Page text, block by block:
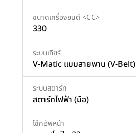
ขนาดเครื่องยนต์ <CC>
330
ระบบเกียร์
V-Matic แบบสายพาน (V-Belt)
ระบบสตาร์ท
สตาร์ทไฟฟ้า (มือ)
โช๊คอัพหน้า